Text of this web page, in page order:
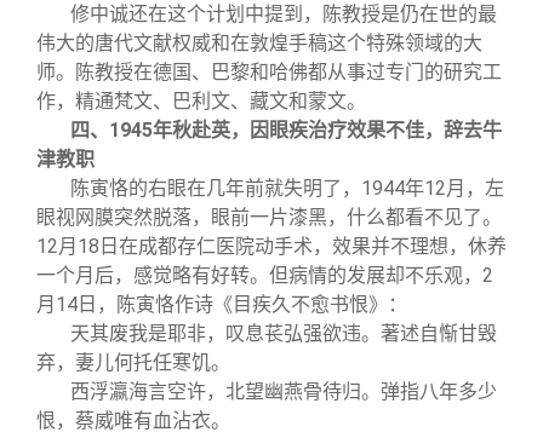
修中诚还在这个计划中提到，陈教授是仍在世的最
伟大的唐代文献权威和在敦煌手稿这个特殊领域的大
师。陈教授在德国、巴黎和哈佛都从事过专门的研究工
作，精通梵文、巴利文、藏文和蒙文。
四、1945年秋赴英，因眼疾治疗效果不佳，辞去牛
津教职
陈寅恪的右眼在几年前就失明了，1944年12月，左
眼视网膜突然脱落，眼前一片漆黑，什么都看不见了。
12月18日在成都存仁医院动手术，效果并不理想，休养
一个月后，感觉略有好转。但病情的发展却不乐观，2
月14日，陈寅恪作诗《目疾久不愈书恨》：
天其废我是耶非，叹息苌弘强欲违。著述自惭甘毁
弃，妻儿何托任寒饥。
西浮瀛海言空许，北望幽燕骨待归。弹指八年多少
恨，蔡威唯有血沾衣。